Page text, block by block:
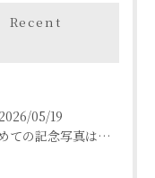
Recent
2026/05/19
初めての記念写真はは、DEAR STUDIOで。